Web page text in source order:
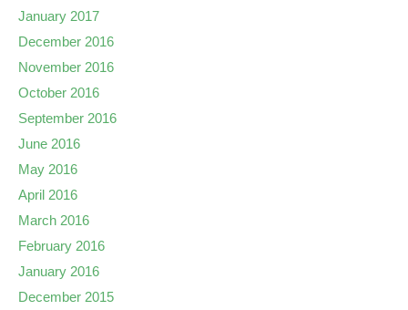
January 2017
December 2016
November 2016
October 2016
September 2016
June 2016
May 2016
April 2016
March 2016
February 2016
January 2016
December 2015